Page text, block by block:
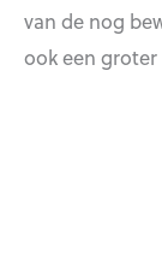
van de nog
ook een groter